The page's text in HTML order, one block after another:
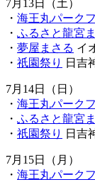
7月13日（土）
・ 海王丸パーク
・ ふるさと龍宮
・ 夢屋まさる イ
・ 祇園祭り 日吉
7月14日（日）
・ 海王丸パーク
・ ふるさと龍宮
・ 祇園祭り 日吉
7月15日（月）
・ 海王丸パーク